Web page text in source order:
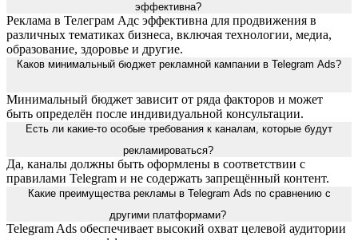
эффективна?
Реклама в Телеграм Адс эффективна для продвижения в
различных тематиках бизнеса, включая технологии, медиа,
образование, здоровье и другие.
Каков минимальный бюджет рекламной кампании в Telegram Ads?
Минимальный бюджет зависит от ряда факторов и может
быть определён после индивидуальной консультации.
Есть ли какие-то особые требования к каналам, которые будут
рекламироваться?
Да, каналы должны быть оформлены в соответствии с
правилами Telegram и не содержать запрещённый контент.
Какие преимущества рекламы в Telegram Ads по сравнению с
другими платформами?
Telegram Ads обеспечивает высокий охват целевой аудитории